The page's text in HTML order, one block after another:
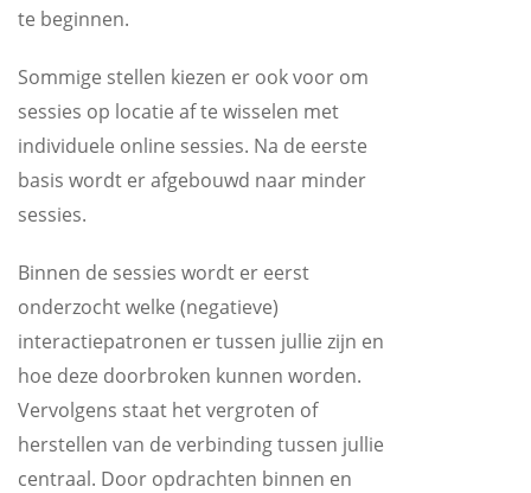
te beginnen.
Sommige stellen kiezen er ook voor om
sessies op locatie af te wisselen met
individuele online sessies. Na de eerste
basis wordt er afgebouwd naar minder
sessies.
Binnen de sessies wordt er eerst
onderzocht welke (negatieve)
interactiepatronen er tussen jullie zijn en
hoe deze doorbroken kunnen worden.
Vervolgens staat het vergroten of
herstellen van de verbinding tussen jullie
centraal. Door opdrachten binnen en